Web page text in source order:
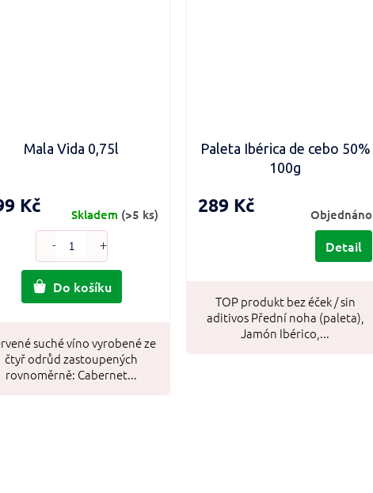
Mala Vida 0,75l
Kč
Do košíku
suché víno vyrobené ze
čtyř odrůd zastoupených
rovnoměrně: Cabernet...
Skladem (>5 ks)
Paleta Ibérica de cebo 50%
100g
289 Kč
Detail
TOP produkt bez éček / sin
aditivos Přední noha (paleta),
Jamón Ibérico,...
Objednáno